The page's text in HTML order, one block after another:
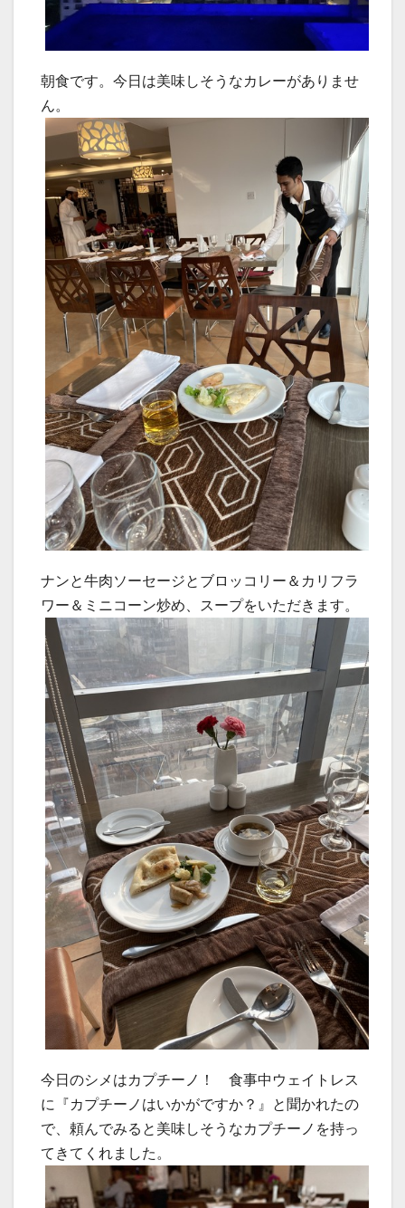
朝食です。今日は美味しそうなカレーがありませ
ん。
ナンと牛肉ソーセージとブロッコリー＆カリフラ
ワー＆ミニコーン炒め、スープをいただきます。
今日のシメはカプチーノ！ 食事中ウェイトレス
に『カプチーノはいかがですか？』と聞かれたの
で、頼んでみると美味しそうなカプチーノを持っ
てきてくれました。